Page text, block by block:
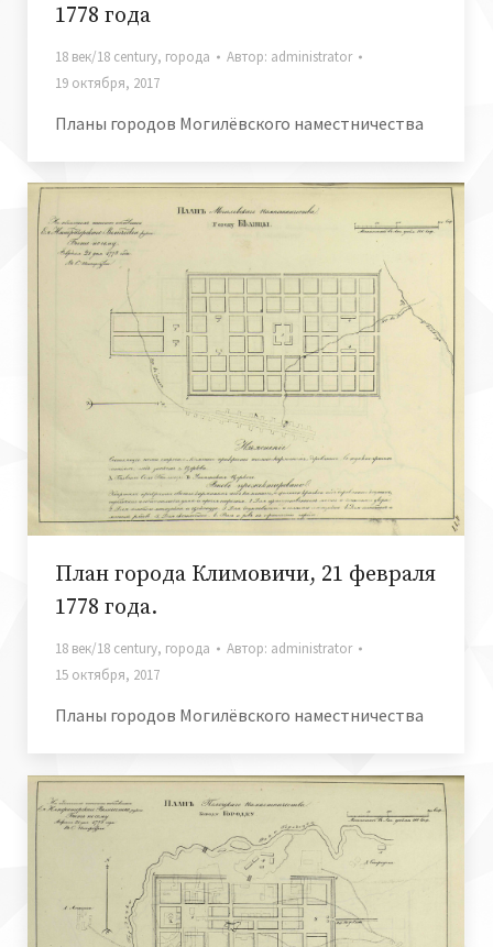
1778 года
18 век/18 century, города Автор: administrator
19 октября, 2017
Планы городов Могилёвского наместничества
План города Климовичи, 21 февраля
1778 года.
18 век/18 century, города Автор: administrator
15 октября, 2017
Планы городов Могилёвского наместничества